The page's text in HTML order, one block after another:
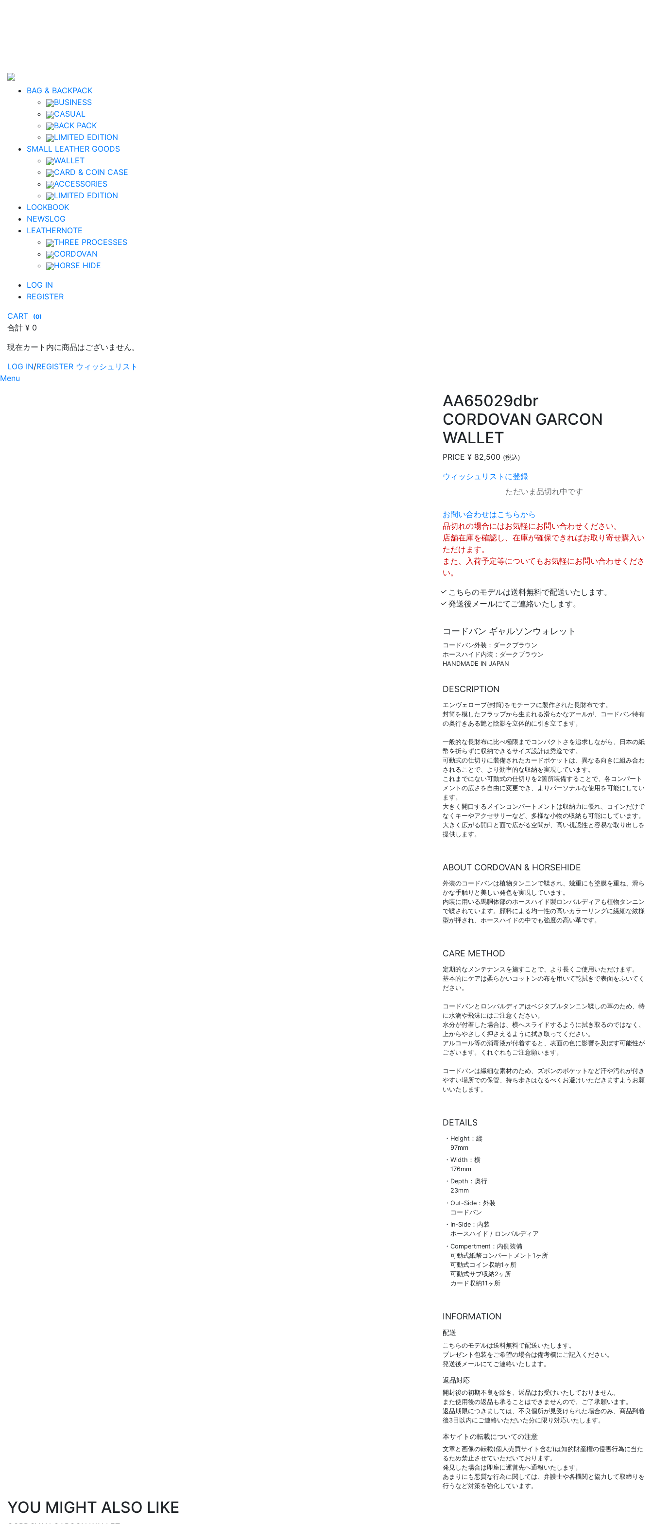
BAG & BACKPACK
BUSINESS
CASUAL
BACK PACK
LIMITED EDITION
SMALL LEATHER GOODS
WALLET
CARD & COIN CASE
ACCESSORIES
LIMITED EDITION
LOOKBOOK
NEWSLOG
LEATHERNOTE
THREE PROCESSES
CORDOVAN
HORSE HIDE
LOG IN
REGISTER
CART
(0)
合計 ¥ 0
現在カート内に商品はございません。
LOG IN/REGISTER ウィッシュリスト
Menu
AA65029dbr
CORDOVAN GARCON
WALLET
PRICE ¥ 82,500 (税込)
ウィッシュリストに登録
ただいま品切れ中です
お問い合わせはこちらから
品切れの場合にはお気軽にお問い合わせください。
店舗在庫を確認し、在庫が確保できればお取り寄せ購入い
ただけます。
また、入荷予定等についてもお気軽にお問い合わせくださ
い。
こちらのモデルは送料無料で配送いたします。
発送後メールにてご連絡いたします。
コードバン ギャルソンウォレット
コードバン外装：ダークブラウン
ホースハイド内装：ダークブラウン
HANDMADE IN JAPAN
DESCRIPTION
エンヴェロープ(封筒)をモチーフに製作された長財布です。
封筒を模したフラップから生まれる滑らかなアールが、コードバン特有
の奥行きある艶と陰影を立体的に引き立てます。
一般的な長財布に比べ極限までコンパクトさを追求しながら、日本の紙
幣を折らずに収納できるサイズ設計は秀逸です。
可動式の仕切りに装備されたカードポケットは、異なる向きに組み合わ
されることで、より効率的な収納を実現しています。
これまでにない可動式の仕切りを2箇所装備することで、各コンパート
メントの広さを自由に変更でき、よりパーソナルな使用を可能にしてい
ます。
大きく開口するメインコンパートメントは収納力に優れ、コインだけで
なくキーやアクセサリーなど、多様な小物の収納も可能にしています。
大きく広がる開口と面で広がる空間が、高い視認性と容易な取り出しを
提供します。
ABOUT CORDOVAN & HORSEHIDE
外装のコードバンは植物タンニンで鞣され、幾重にも塗膜を重ね、滑ら
かな手触りと美しい発色を実現しています。
内装に用いる馬胴体部のホースハイド製ロンバルディアも植物タンニン
で鞣されています。顔料による均一性の高いカラーリングに繊細な紋様
型が押され、ホースハイドの中でも強度の高い革です。
CARE METHOD
定期的なメンテナンスを施すことで、より長くご使用いただけます。
基本的にケアは柔らかいコットンの布を用いて乾拭きで表面をふいてく
ださい。
コードバンとロンバルディアはベジタブルタンニン鞣しの革のため、特
に水滴や飛沫にはご注意ください。
水分が付着した場合は、横へスライドするように拭き取るのではなく、
上からやさしく押さえるように拭き取ってください。
アルコール等の消毒液が付着すると、表面の色に影響を及ぼす可能性が
ございます。くれぐれもご注意願います。
コードバンは繊細な素材のため、ズボンのポケットなど汗や汚れが付き
やすい場所での保管、持ち歩きはなるべくお避けいただきますようお願
いいたします。
DETAILS
Height：縦
97mm
Width：横
176mm
Depth：奥行
23mm
Out-Side：外装
コードバン
In-Side：内装
ホースハイド / ロンバルディア
Compertment：内側装備
可動式紙幣コンパートメント1ヶ所
可動式コイン収納1ヶ所
可動式サブ収納2ヶ所
カード収納11ヶ所
INFORMATION
配送
こちらのモデルは送料無料で配送いたします。
プレゼント包装をご希望の場合は備考欄にご記入ください。
発送後メールにてご連絡いたします。
返品対応
開封後の初期不良を除き、返品はお受けいたしておりません。
また使用後の返品も承ることはできませんので、ご了承願います。
返品期限につきましては、不良個所が見受けられた場合のみ、商品到着
後3日以内にご連絡いただいた分に限り対応いたします。
本サイトの転載についての注意
文章と画像の転載(個人売買サイト含む)は知的財産権の侵害行為に当た
るため禁止させていただいております。
発見した場合は即座に運営先へ通報いたします。
あまりにも悪質な行為に関しては、弁護士や各機関と協力して取締りを
行うなど対策を強化しています。
YOU MIGHT ALSO LIKE